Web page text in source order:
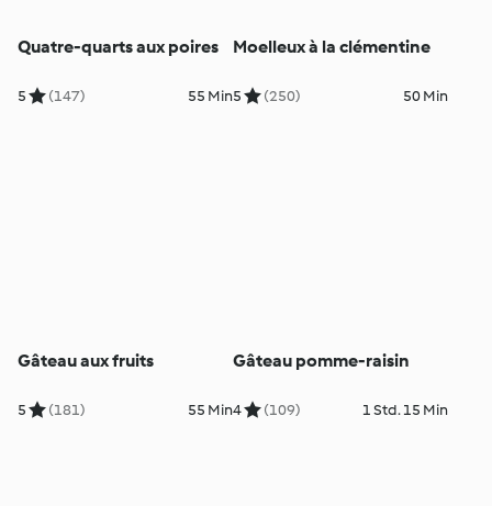
Quatre-quarts aux poires
5 (147) 55 Min
Moelleux à la clémentine
5 (250) 50 Min
Gâteau aux fruits
5 (181) 55 Min
Gâteau pomme-raisin
4 (109) 1 Std. 15 Min